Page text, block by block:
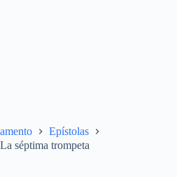
Epístolas
La séptima trompeta